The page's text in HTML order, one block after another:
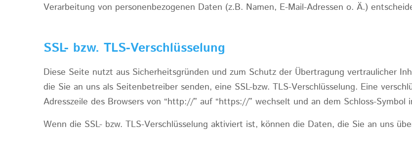
Verarbeitung von personenbezogenen Daten (z.B. Namen, E-Mail-Adressen o. Ä.)
SSL- bzw. TLS-Verschlüsselung
Diese Seite nutzt aus Sicherheitsgründen und zum Schutz der Übertragung vertraulicher
die Sie an uns als Seitenbetreiber senden, eine SSL-bzw. TLS-Verschlüsselung. Eine
Adresszeile des Browsers von “http://” auf “https://” wechselt und an dem Schloss-Symbol
Wenn die SSL- bzw. TLS-Verschlüsselung aktiviert ist, können die Daten, die Sie an uns